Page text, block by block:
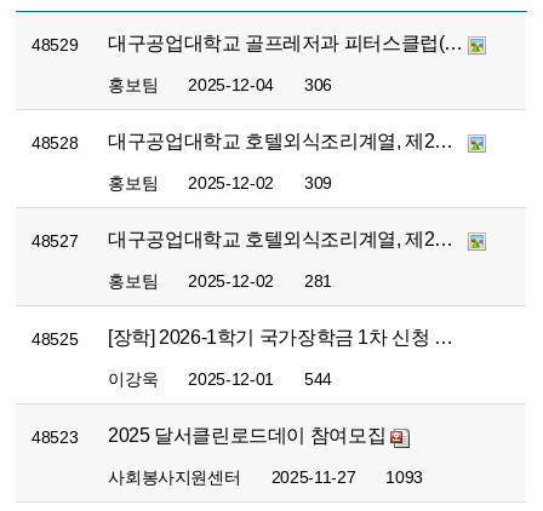
48529 대구공업대학교 골프레저과 피터스클럽(신월성점) 업무협약
홍보팀 2025-12-04 306
48528 대구공업대학교 호텔외식조리계열, 제23회 대구 음식산업박람회 푸드칼리지관 참석
홍보팀 2025-12-02 309
48527 대구공업대학교 호텔외식조리계열, 제23회 대구 음식산업박람회 대구광역시장상 수상
홍보팀 2025-12-02 281
48525 [장학] 2026-1학기 국가장학금 1차 신청 안내
이강욱 2025-12-01 544
48523 2025 달서클린로드데이 참여모집
사회봉사지원센터 2025-11-27 1093